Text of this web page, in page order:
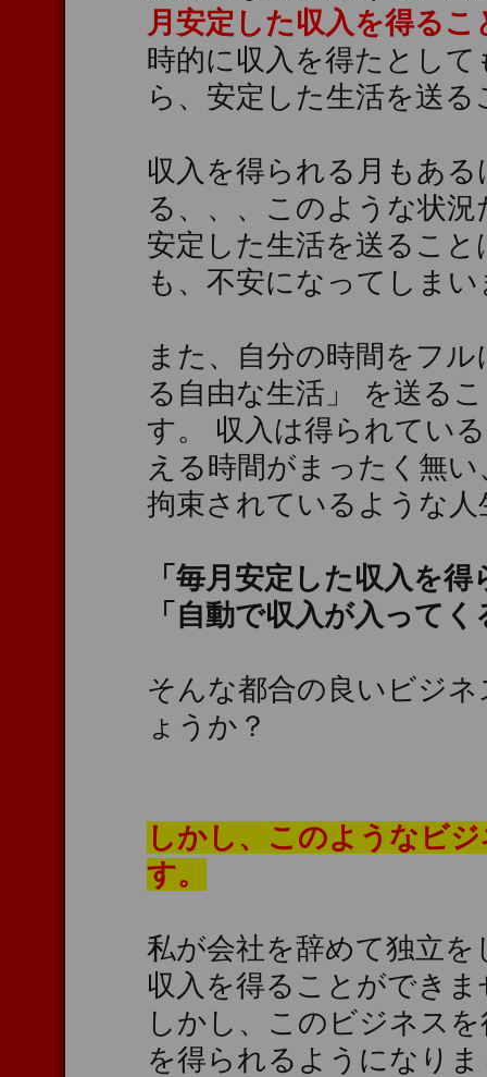
月安定した収入を得るこ
時的に収入を得たとし
ら、安定した生活を送
収入を得られる月もあ
る、、、このような状況
安定した生活を送るこ
も、不安になってしま
また、自分の時間をフ
る自由な生活」 を送る
す。 収入は得られてい
える時間がまったく無
拘束されているような
「毎月安定した収入を
「自動で収入が入って
そんな都合の良いビジ
ょうか？
しかし、このようなビ
す。
私が会社を辞めて独立
収入を得ることができ
しかし、このビジネス
を得られるようになり